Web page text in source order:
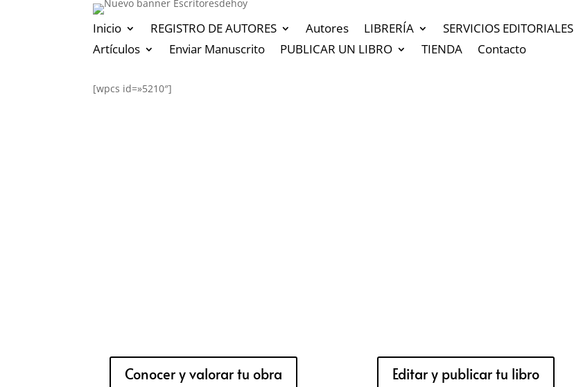
Inicio REGISTRO DE AUTORES Autores LIBRERÍA SERVICIOS EDITORIALES
Artículos
Enviar Manuscrito PUBLICAR UN LIBRO TIENDA Contacto
[wpcs id=»5210″]
Conocer y valorar tu obra Editar y publicar tu libro